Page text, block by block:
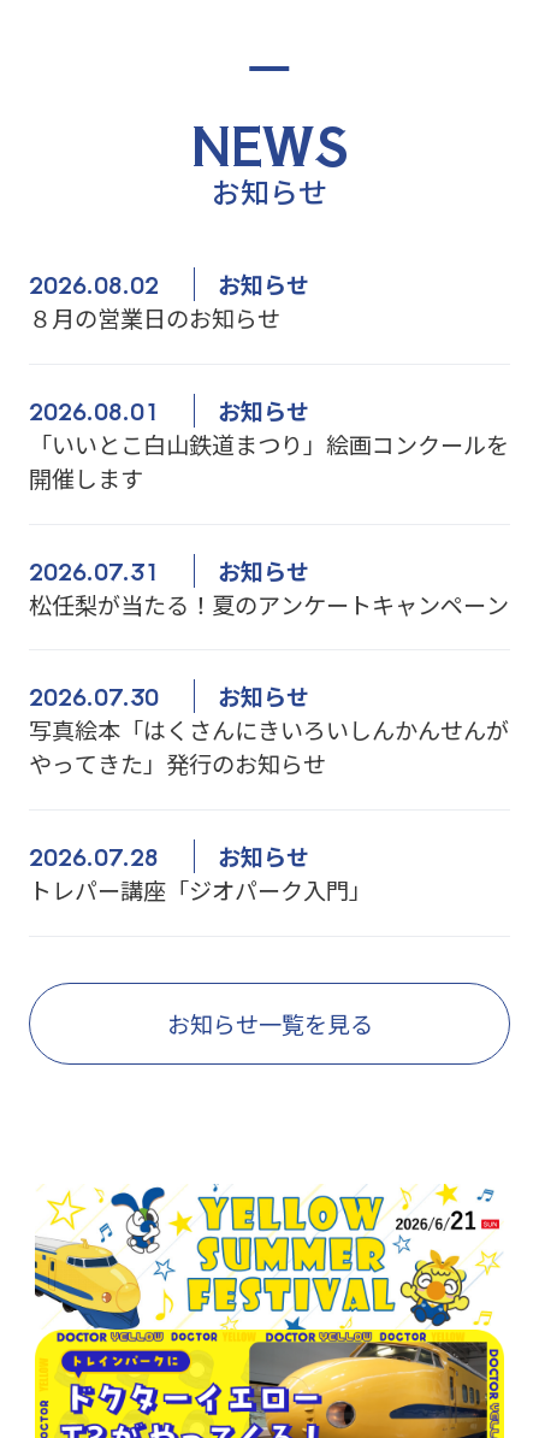
NEWS
お知らせ
2026.08.02
お知らせ
８月の営業日のお知らせ
2026.08.01
お知らせ
「いいとこ白山鉄道まつり」絵画コンクールを
開催します
2026.07.31
お知らせ
松任梨が当たる！夏のアンケートキャンペーン
2026.07.30
お知らせ
写真絵本「はくさんにきいろいしんかんせんが
やってきた」発行のお知らせ
2026.07.28
お知らせ
トレパー講座「ジオパーク入門」
お知らせ一覧を見る